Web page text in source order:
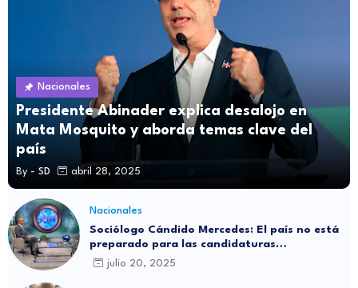
Nacionales
Presidente Abinader explica desalojo en
Mata Mosquito y aborda temas clave del
país
By - SD abril 28, 2025
Nacionales
Sociólogo Cándido Mercedes: El país no está
preparado para las candidaturas
independientes
julio 20, 2025